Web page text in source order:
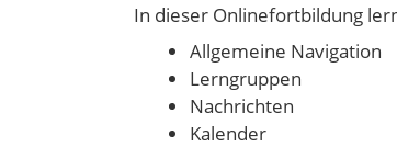
In dieser Onlinefortbildung
Allgemeine Navigation
Lerngruppen
Nachrichten
Kalender